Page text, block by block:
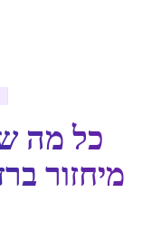
כל מה
מיחזור